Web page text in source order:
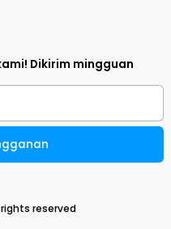
Dikirim mingguan
rights reserved